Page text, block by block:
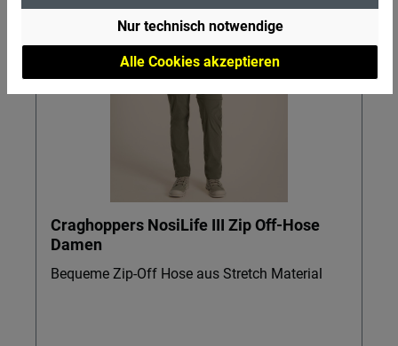
Alle Cookies akzeptieren
Nur technisch notwendige
Craghoppers NosiLife III Zip Off-Hose
Damen
Bequeme Zip-Off Hose aus Stretch Material